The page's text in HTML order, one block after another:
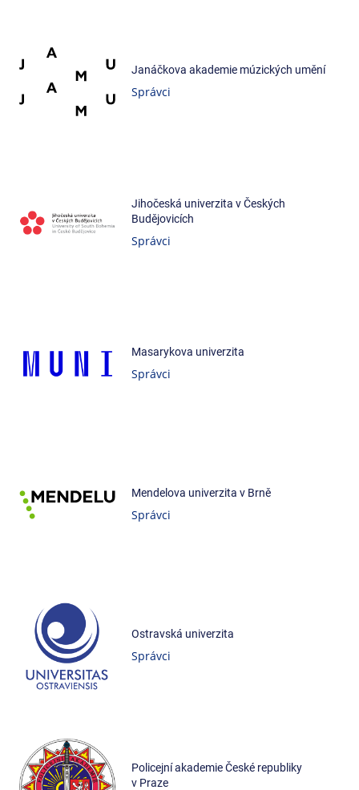
Janáčkova akademie múzických umění
Správci
Jihočeská univerzita v Českých
Budějovicích
Správci
Masarykova univerzita
Správci
Mendelova univerzita v Brně
Správci
Ostravská univerzita
Správci
Policejní akademie České republiky
v Praze